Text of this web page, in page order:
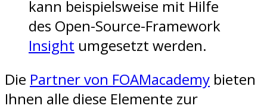
kann beispielsweise mit Hilfe
des Open-Source-Framework
Insight umgesetzt werden.
Die Partner von FOAMacademy bieten
Ihnen alle diese Elemente zur